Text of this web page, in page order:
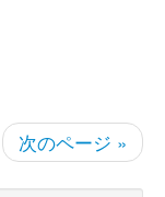
次のページ »